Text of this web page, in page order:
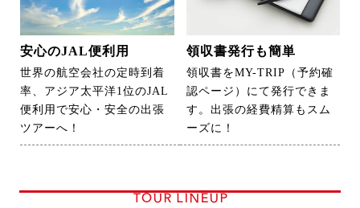
安心のJAL便利用
世界の航空会社の定時到着
率、アジア太平洋1位のJAL
便利用で安心・安全の出張
ツアーへ！
領収書発行も簡単
領収書をMY-TRIP（予約確
認ページ）にて発行できま
す。出張の経費精算もスム
ーズに！
TOUR LINEUP